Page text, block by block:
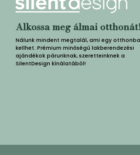
Alkossa meg álmai otthonát!
Nálunk mindent megtalál, ami egy otthonba
kellhet. Prémium minőségű lakberendezési
ajándékok párunknak, szeretteinknek a
SilentDesign kínálatából!